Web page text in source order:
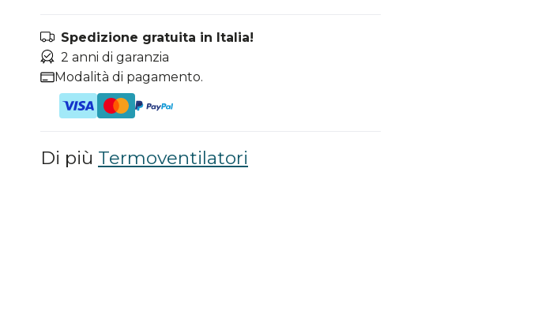
Spedizione gratuita in Italia!
2 anni di garanzia
Modalità di pagamento.
Di più Termoventilatori